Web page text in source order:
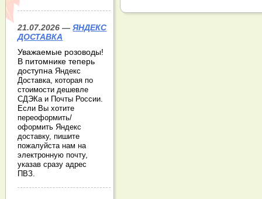
21.07.2026 —ЯНДЕКС
ДОСТАВКА
Уважаемые розоводы!
В питомнике теперь
доступнаЯндекс
Доставка, которая по
стоимости дешевле
СДЭКа и Почты России.
Если Вы хотите
переоформить/
оформить Яндекс
доставку, пишите
пожалуйста нам на
электронную почту,
указав сразу адрес
ПВЗ.